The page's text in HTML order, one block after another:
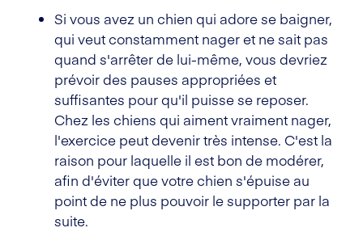
Si vous avez un chien qui adore se baigner,
qui veut constamment nager et ne sait pas
quand s'arrêter de lui-même, vous devriez
prévoir des pauses appropriées et
suffisantes pour qu'il puisse se reposer.
Chez les chiens qui aiment vraiment nager,
l'exercice peut devenir très intense. C'est la
raison pour laquelle il est bon de modérer,
afin d'éviter que votre chien s'épuise au
point de ne plus pouvoir le supporter par la
suite.